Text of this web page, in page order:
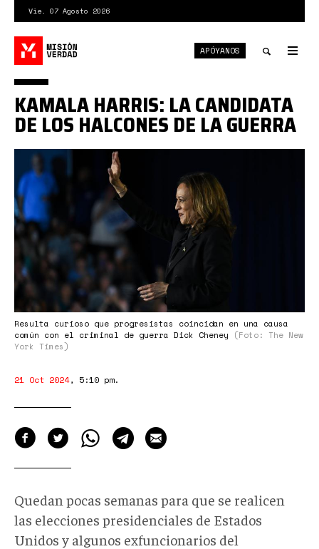
contenido
principal
Vie. 07 Agosto 2026
search
APÓYANOS
18dc-
endorse-
htbg-
videoSixteenByNine3000.jpg
Resulta curioso que progresistas coincidan en una causa
común con el criminal de guerra Dick Cheney
(Foto: The New
York Times)
KAMALA HARRIS: LA CANDIDATA
DE LOS HALCONES DE LA GUERRA
21 Oct 2024, 5:10 pm.
Quedan pocas semanas para que se realicen
las elecciones presidenciales de Estados
Unidos y algunos exfuncionarios del